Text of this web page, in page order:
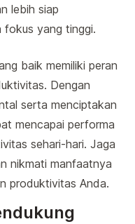
lebih siap
fokus yang tinggi.
baik memiliki peran
Dengan
serta menciptakan
mencapai performa
sehari-hari. Jaga
nikmati manfaatnya
produktivitas Anda.